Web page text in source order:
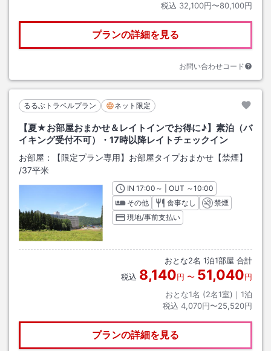
税込 32,100円〜80,100円
プランの詳細を見る
お問い合わせコード
るるぶトラベルプラン ネット限定
【夏★お部屋おまかせ＆レイトインでお得に♪】素泊（バ
イキング受付不可）・17時以降レイトチェックイン
お部屋：
【限定プラン専用】お部屋タイプおまかせ【禁煙】
/37平米
INチェックイン
17:00 ～ | OUT チェックアウト
～10:00
その他
食事なし
禁煙
現地/事前支払い
おとな2名 1泊1部屋 合計
税込 8,140円 〜 51,040円
おとな1名 (2名1室)｜ 1泊
税込 4,070円〜25,520円
プランの詳細を見る